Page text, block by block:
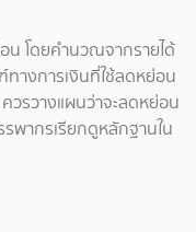
น โดยคำนวณจากรายได้
างการเงินที่ใช้ลดหย่อน
วรวางแผนว่าจะลดหย่อน
รพากรเรียกดูหลักฐานใน